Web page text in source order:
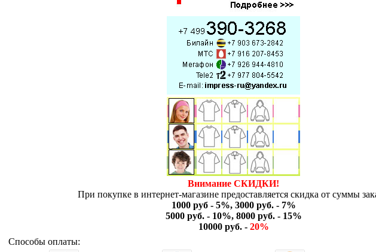
Внимание СКИДКИ!
При покупке в интернет-магазине предоставляется скидка от суммы
1000 руб - 5%, 3000 руб. - 7%
5000 руб. - 10%, 8000 руб. - 15%
10000 руб. - 20%
Способы оплаты: